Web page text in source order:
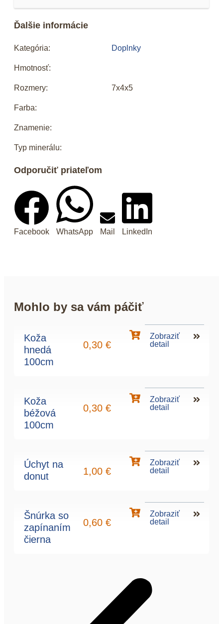
Ďalšie informácie
Kategória: Doplnky
Hmotnosť:
Rozmery: 7x4x5
Farba:
Znamenie:
Typ minerálu:
Odporučiť priateľom
Facebook WhatsApp Mail LinkedIn
Mohlo by sa vám páčiť
Koža
hnedá
100cm
0,30€
Zobraziť
detail
Koža
béžová
100cm
0,30€
Zobraziť
detail
Úchyt na
donut
1,00€
Zobraziť
detail
Šnúrka so
zapínaním
čierna
0,60€
Zobraziť
detail